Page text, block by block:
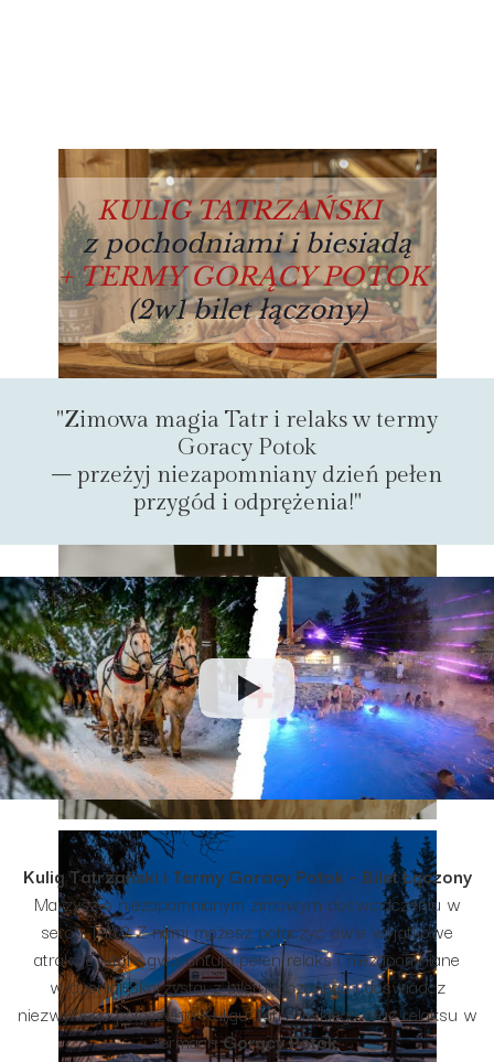
KULIG TATRZAŃSKI
z pochodniamii biesiadą
+ TERMY GORĄCY POTOK
(2w1 bilet łączony)
"Zimowa magia Tatr i relaks w termy
Goracy Potok
– przeżyj niezapomniany dzień pełen
przygód i odprężenia!"
Kulig Tatrzański i Termy Goracy Potok – Bilet Łączony
Marzysz o niezapomnianym zimowym doświadczeniu w
sercu Tatr? Z nami możesz połączyć dwie wyjątkowe
atrakcje, które gwarantują pełen relaks i niezapomniane
wrażenia! Skorzystaj z biletu łączonego i doświadcz
niezwykłego połączenia Kuligu Tatrzańskiego oraz relaksu w
termachGorący Potok.